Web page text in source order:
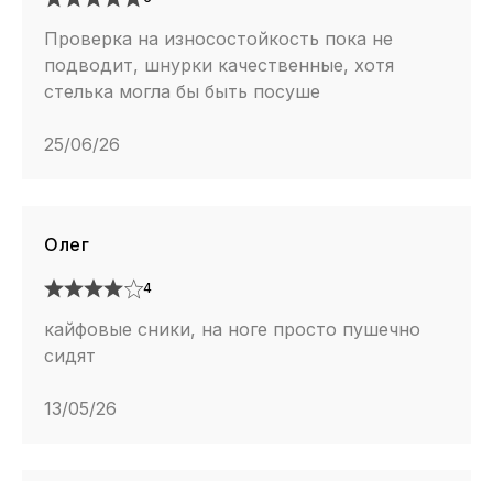
Проверка на износостойкость пока не
подводит, шнурки качественные, хотя
стелька могла бы быть посуше
25/06/26
Олег
4
кайфовые сники, на ноге просто пушечно
сидят
13/05/26